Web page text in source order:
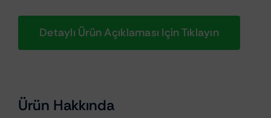
Detaylı Ürün Açıklaması Için Tıklayın
Ürün Hakkında